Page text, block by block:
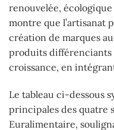
renouvelée,
montre que l’artisanat
création de marques
produits différenciants
croissance, en
Le tableau ci-dessous
principales des quatre
Euralimentaire,